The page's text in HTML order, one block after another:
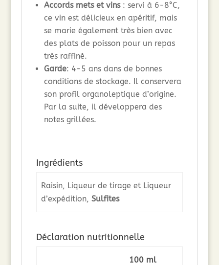
Accords mets et vins: servi à 6-8°C,
ce vin est délicieux en apéritif, mais
se marie également très bien avec
des plats de poisson pour un repas
très raffiné.
Garde: 4-5 ans dans de bonnes
conditions de stockage. Il conservera
son profil organoleptique d’origine.
Par la suite, il développera des
notes grillées.
Ingrédients
Raisin, Liqueur de tirage et Liqueur
d’expédition, Sulfites
Déclaration nutritionnelle
100 ml